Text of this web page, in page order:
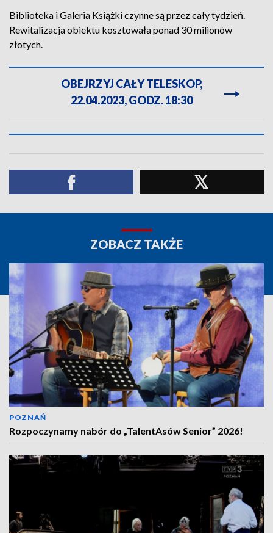
Biblioteka i Galeria Książki czynne są przez cały tydzień.
Rewitalizacja obiektu kosztowała ponad 30 milionów
złotych.
OBEJRZYJ CAŁY TELESKOP,
22.04.2023, GODZ. 18:30
ZOBACZ TAKŻE
POZNAŃ
Rozpoczynamy nabór do „TalentAsów Senior” 2026!